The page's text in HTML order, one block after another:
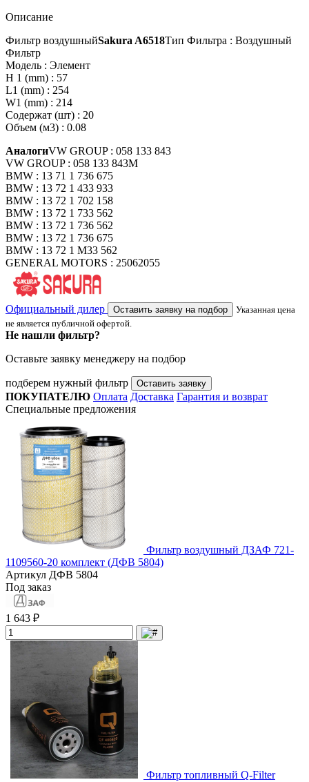
Описание
Фильтр воздушныйSakura A6518Тип Фильтра : Воздушный
Фильтр
Модель : Элемент
H 1 (mm) : 57
L1 (mm) : 254
W1 (mm) : 214
Содержат (шт) : 20
Объем (м3) : 0.08
АналогиVW GROUP : 058 133 843
VW GROUP : 058 133 843M
BMW : 13 71 1 736 675
BMW : 13 72 1 433 933
BMW : 13 72 1 702 158
BMW : 13 72 1 733 562
BMW : 13 72 1 736 562
BMW : 13 72 1 736 675
BMW : 13 72 1 M33 562
GENERAL MOTORS : 25062055
Официальный дилер Оставить заявку на подбор
Указанная цена
не является публичной офертой.
Не нашли фильтр?
Оставьте заявку менеджеру на подбор
подберем нужный фильтр Оставить заявку
ПОКУПАТЕЛЮ Оплата Доставка Гарантия и возврат
Специальные предложения
Фильтр воздушный ДЗАФ 721-
1109560-20 комплект (ДФВ 5804)
Артикул ДФВ 5804
Под заказ
1 643 ₽
Фильтр топливный Q-Filter